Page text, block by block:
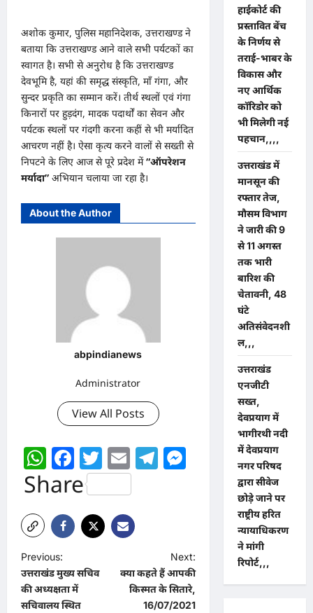
अशोक कुमार, पुलिस महानिदेशक, उत्तराखण्ड ने
बताया कि उत्तराखण्ड आने वाले सभी पर्यटकों का
स्वागत है। सभी से अनुरोध है कि उत्तराखण्ड
देवभूमि है, यहां की समृद्ध संस्कृति, माँ गंगा, और
सुन्दर प्रकृति का सम्मान करें। तीर्थ स्थलों एवं गंगा
किनारों पर हुड़दंग, मादक पदार्थों का सेवन और
पर्यटक स्थलों पर गंदगी करना कहीं से भी मर्यादित
आचरण नहीं है। ऐसा कृत्य करने वालों से सख्ती से
निपटने के लिए आज से पूरे प्रदेश में“ऑपरेशन
मर्यादा” अभियान चलाया जा रहा है।
About the Author
abpindianews
Administrator
View All Posts
WhatsApp
Facebook
Twitter
EmailTelegram
Messenger
Share
P
o
s
Previous:
उत्तराखंड मुख्य सचिव
की अध्यक्षता में
सचिवालय स्थित
Next:
क्या कहते हैं आपकी
किस्मत के सितारे,
16/07/2021
हाईकोर्ट की
प्रस्तावित बेंच
के निर्णय से
तराई-भाबर के
विकास और
नए आर्थिक
कॉरिडोर को
भी मिलेगी नई
पहचान,,,,
उत्तराखंड में
मानसून की
रफ्तार तेज,
मौसम विभाग
ने जारी की 9
से 11 अगस्त
तक भारी
बारिश की
चेतावनी, 48
घंटे
अतिसंवेदनशी
ल,,,
उत्तराखंड
एनजीटी
सख्त,
देवप्रयाग में
भागीरथी नदी
में देवप्रयाग
नगर परिषद
द्वारा सीवेज
छोड़े जाने पर
राष्ट्रीय हरित
न्यायाधिकरण
ने मांगी
रिपोर्ट,,,